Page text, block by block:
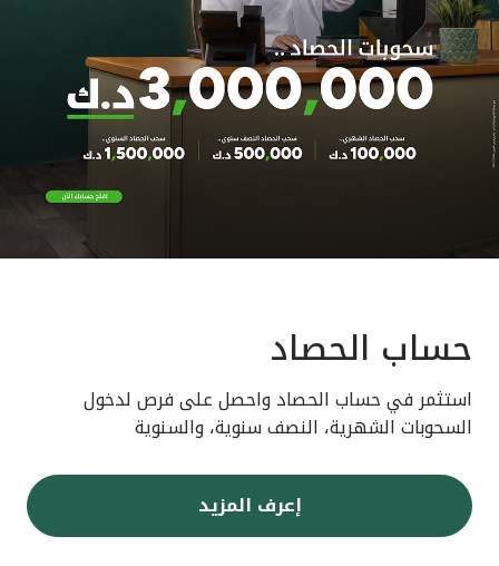
حساب الحصاد
استثمر في حساب الحصاد واحصل على فرص لدخول
السحوبات الشهرية، النصف سنوية، والسنوية
إعرف المزيد